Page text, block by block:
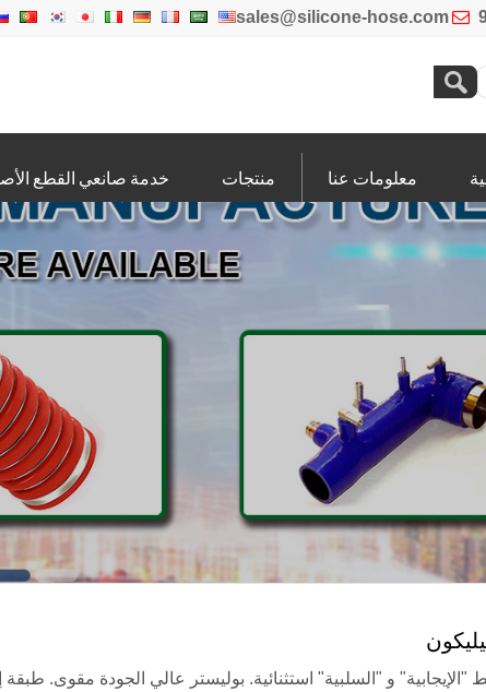

sales@silicone-hose.com
معلومات عنا منتجات خدمة صانعي القطع
"الإيجابية" و "السلبية" استثنائية. بوليستر عالي الجودة مقوى. طبقة